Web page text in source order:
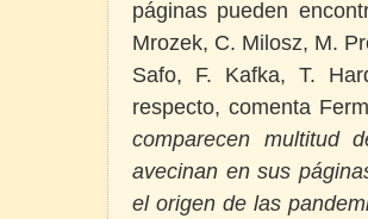
páginas pueden
Mrozek, C. Milosz, M.
Safo, F. Kafka, T.
respecto, comenta
comparecen multitud
avecinan en sus
el origen de las